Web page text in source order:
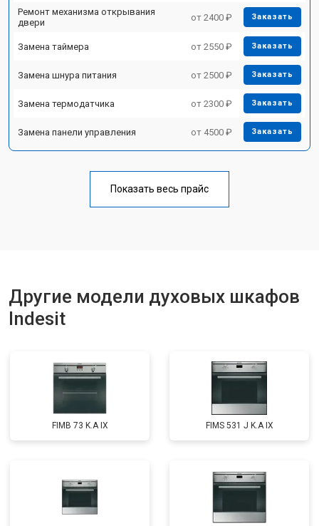
Ремонт механизма открывания
двери
от 2400 ₽ Заказать
Замена таймера от 2550 ₽ Заказать
Замена шнура питания от 2500 ₽ Заказать
Замена термодатчика от 2300 ₽ Заказать
Замена панели управления от 4500 ₽ Заказать
Показать весь прайс
Другие модели духовых шкафов
Indesit
FIMB 73 K.A IX FIMS 531 J K.A IX